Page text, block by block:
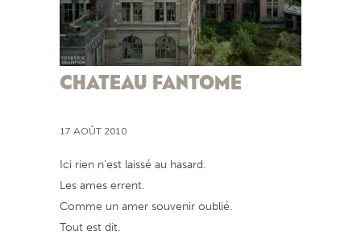
CHATEAU FANTOME
17 AOÛT 2010
Ici rien n’est laissé au hasard.
Les ames errent.
Comme un amer souvenir oublié.
Tout est dit.